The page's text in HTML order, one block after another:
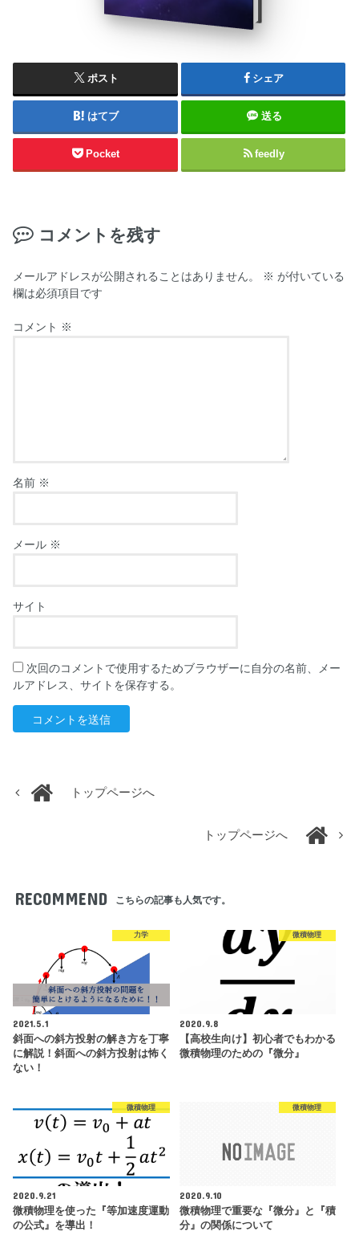
ポスト シェア
はてブ 送る
Pocket feedly
コメントを残す
メールアドレスが公開されることはありません。 ※ が付いている
欄は必須項目です
コメント ※
名前 ※
メール ※
サイト
次回のコメントで使用するためブラウザーに自分の名前、メー
ルアドレス、サイトを保存する。
トップページへ
トップページへ
RECOMMEND こちらの記事も人気です。
力学
2021.5.1
斜面への斜方投射の解き方を丁寧
に解説！斜面への斜方投射は怖く
ない！
微積物理
2020.9.8
【高校生向け】初心者でもわかる
微積物理のための『微分』
微積物理
2020.9.21
微積物理を使った『等加速度運動
の公式』を導出！
微積物理
2020.9.10
微積物理で重要な『微分』と『積
分』の関係について